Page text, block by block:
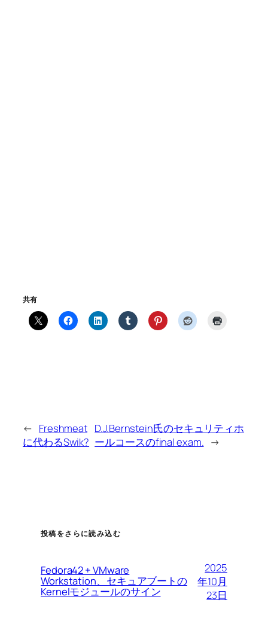
共有
← Freshmeat
に代わるSwik?
D.J.Bernstein氏のセキュリティホ
ールコースのfinal exam. →
投稿をさらに読み込む
Fedora42 + VMware
Workstation、セキュアブートの
Kernelモジュールのサイン
2025
年10月
23日